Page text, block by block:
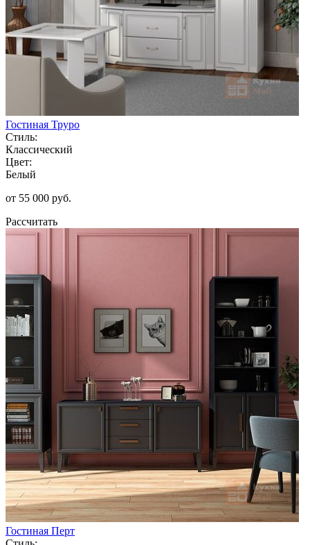
Гостиная Труро
Стиль:
Классический
Цвет:
Белый
от 55 000 руб.
Рассчитать
Гостиная Перт